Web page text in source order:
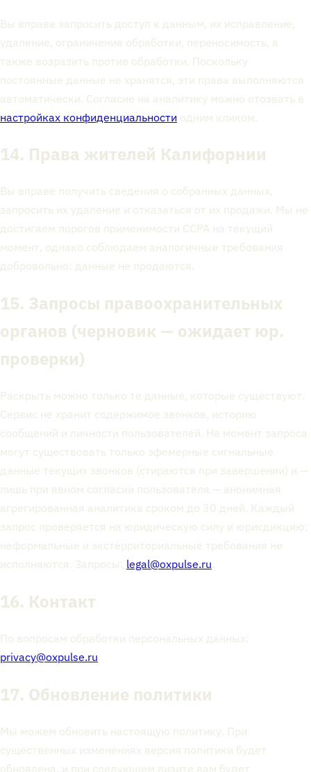
Вы вправе запросить доступ к данным, их исправление,
удаление, ограничение обработки, переносимость, а
также возразить против обработки. Поскольку
постоянные данные не хранятся, эти права выполняются
автоматически. Согласие на аналитику можно отозвать в
настройках конфиденциальности одним кликом.
14. Права жителей Калифорнии
Вы вправе получить сведения о собранных данных,
запросить их удаление и отказаться от их продажи. Мы не
достигаем порогов применимости CCPA на текущий
момент, однако соблюдаем аналогичные требования
добровольно: данные не продаются.
15. Запросы правоохранительных
органов (черновик — ожидает юр.
проверки)
Раскрыть можно только те данные, которые существуют.
Сервис не хранит содержимое звонков, историю
сообщений и личности пользователей. На момент запроса
могут существовать только эфемерные сигнальные
данные текущих звонков (стираются при завершении) и —
лишь при явном согласии пользователя — анонимная
агрегированная аналитика сроком до 30 дней. Каждый
запрос проверяется на юридическую силу и юрисдикцию;
неформальные и экстерриториальные требования не
исполняются. Запросы: legal@oxpulse.ru.
16. Контакт
По вопросам обработки персональных данных:
privacy@oxpulse.ru
17. Обновление политики
Мы можем обновить настоящую политику. При
существенных изменениях версия политики будет
обновлена, и при следующем визите вам будет